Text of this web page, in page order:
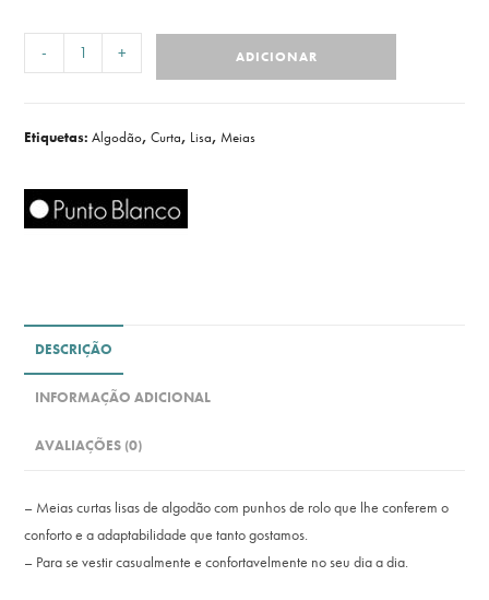
- + ADICIONAR
Etiquetas:Algodão,Curta, Lisa,Meias
DESCRIÇÃO
INFORMAÇÃO ADICIONAL
AVALIAÇÕES (0)
– Meias curtas lisas de algodão com punhos de rolo que lhe conferem o
conforto e a adaptabilidade que tanto gostamos.
– Para se vestir casualmente e confortavelmente no seu dia a dia.